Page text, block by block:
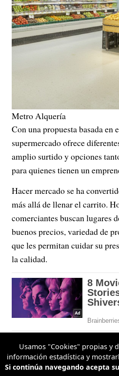
Metro Alquería
Con una propuesta basada
supermercado ofrece
amplio surtido y opciones
para quienes tienen un
Hacer mercado se ha
más allá de llenar el carrito.
comerciantes buscan lugares
buenos precios, variedad de
que les permitan cuidar su
la calidad.
Usamos "Cookies" propias y
información estadística y
Si continúa navegando acepta